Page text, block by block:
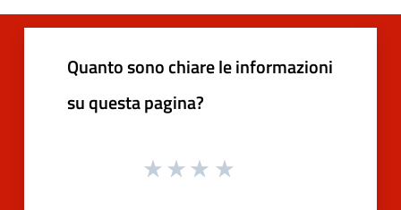
Quanto sono chiare le informazioni
su questa pagina?